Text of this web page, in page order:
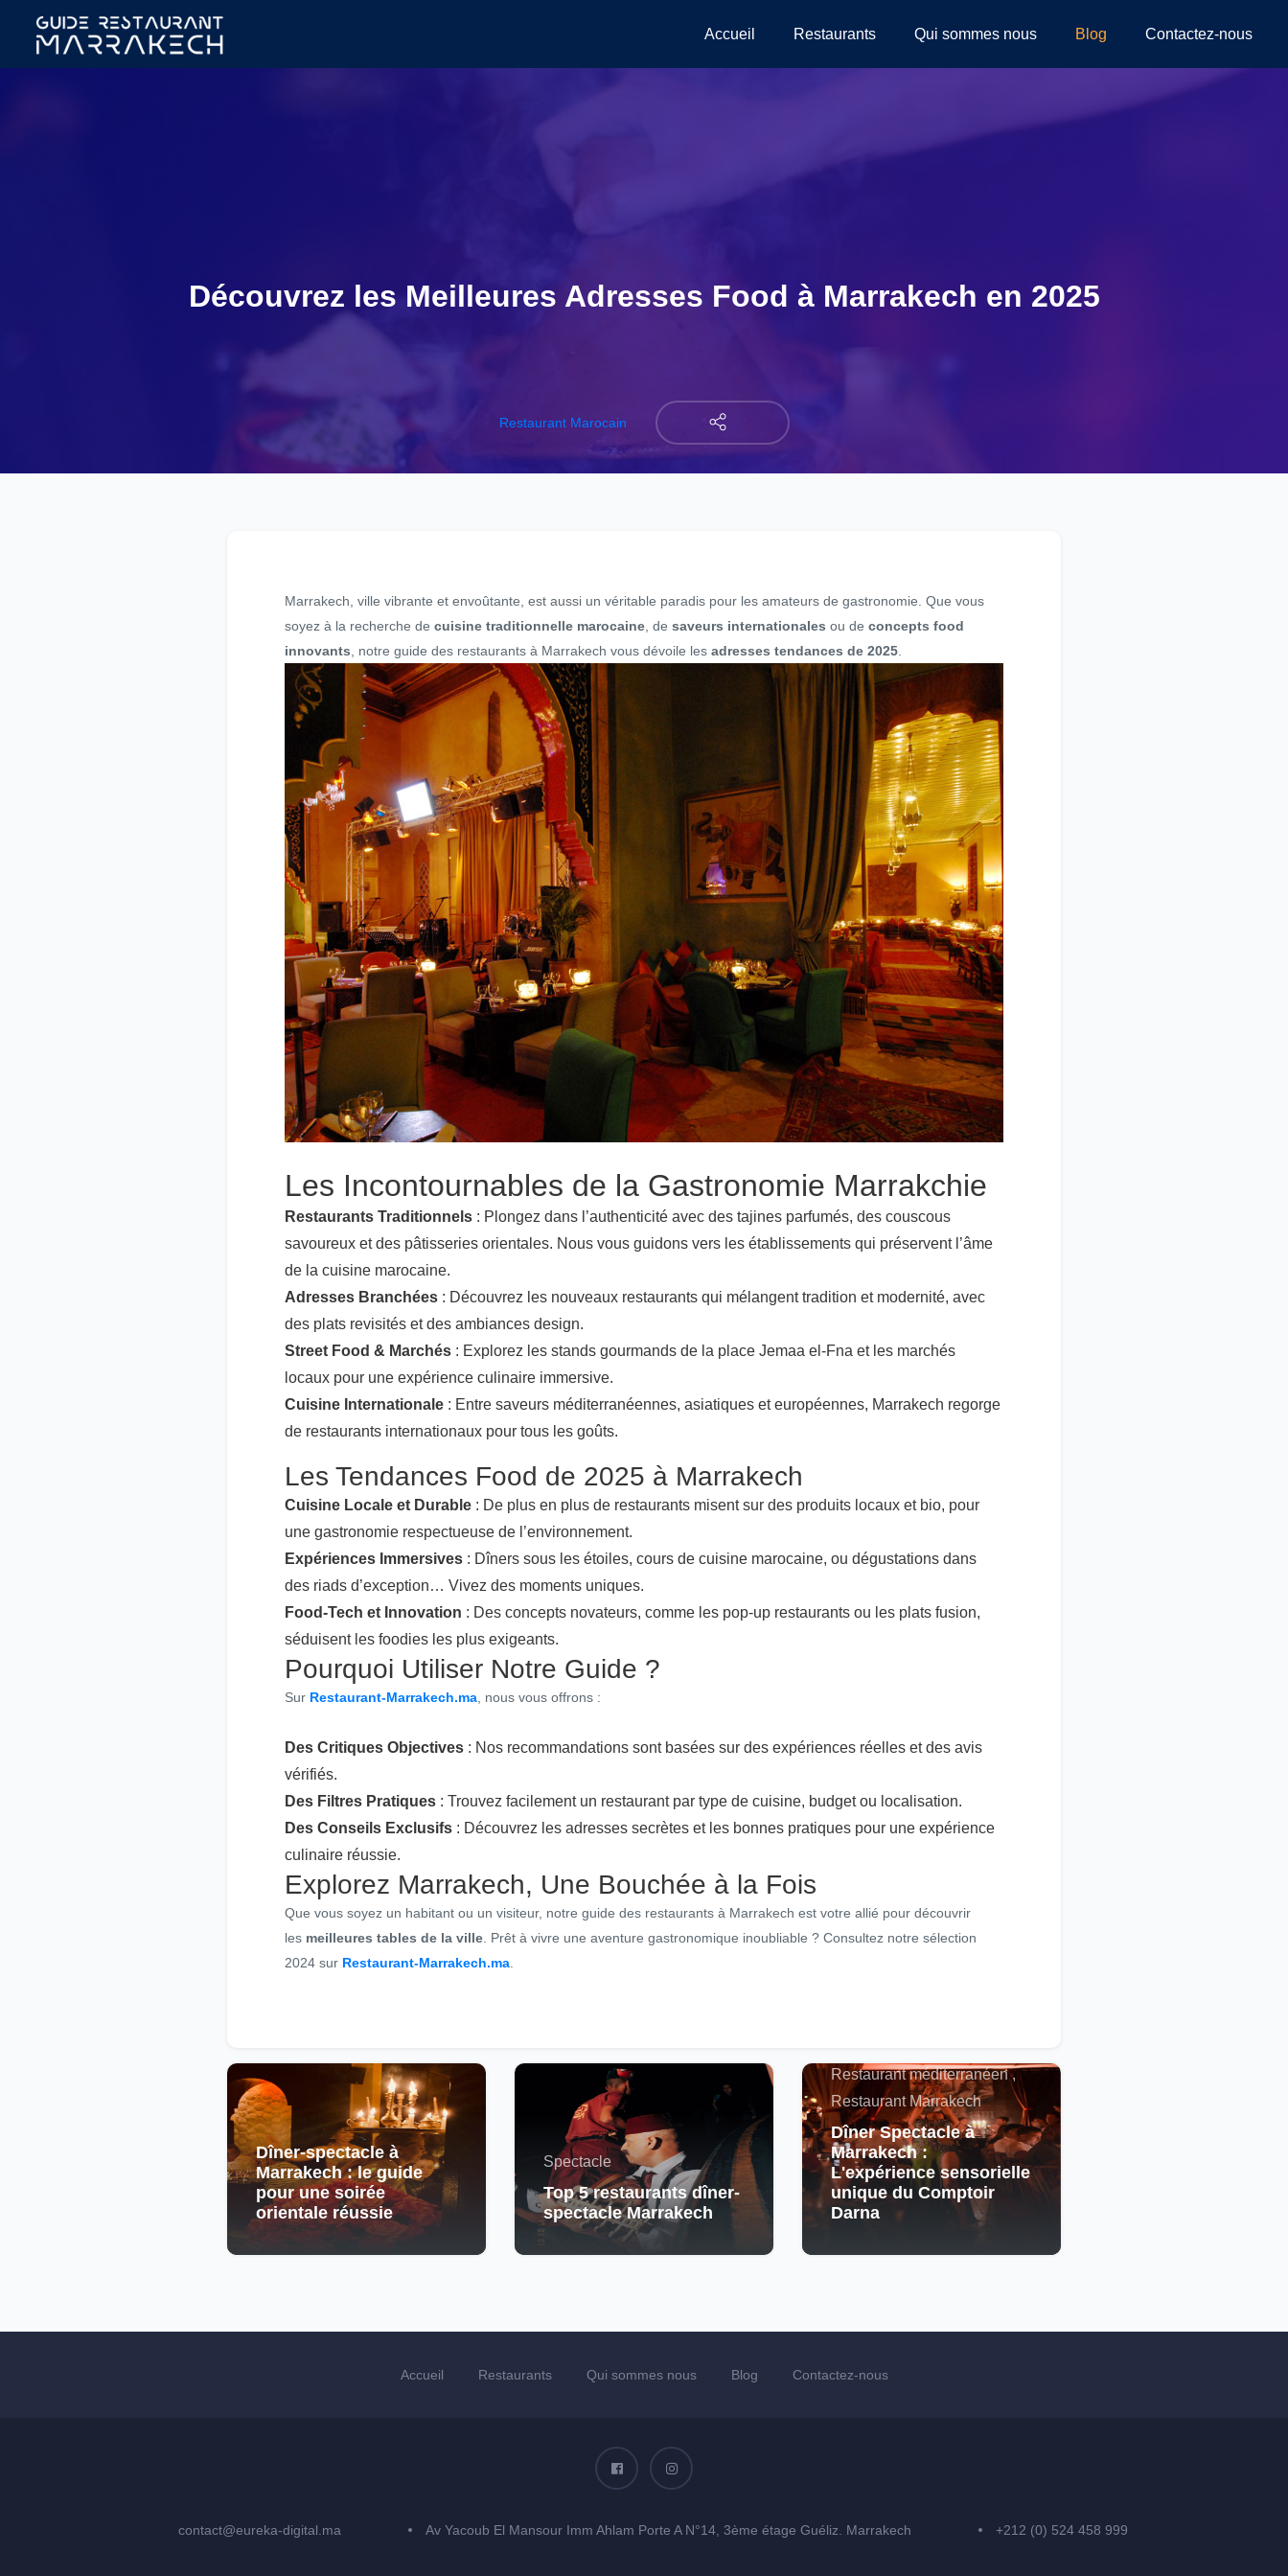
Accueil Restaurants Qui sommes nous Blog Contactez-nous
Découvrez les Meilleures Adresses Food à Marrakech en 2025
Restaurant Marocain
Marrakech, ville vibrante et envoûtante, est aussi un véritable paradis pour les amateurs de gastronomie. Que vous
soyez à la recherche de cuisine traditionnelle marocaine , de saveurs internationales ou de concepts food
innovants , notre guide des restaurants à Marrakech vous dévoile les adresses tendances de 2025
Les Incontournables de la Gastronomie Marrakchie
Restaurants Traditionnels : Plongez dans l’authenticité avec des tajines parfumés, des couscous
savoureux et des pâtisseries orientales. Nous vous guidons vers les établissements qui préservent l’âme
de la cuisine marocaine.
Adresses Branchées : Découvrez les nouveaux restaurants qui mélangent tradition et modernité, avec
des plats revisités et des ambiances design.
Street Food & Marchés : Explorez les stands gourmands de la place Jemaa el-Fna et les marchés
locaux pour une expérience culinaire immersive.
Cuisine Internationale : Entre saveurs méditerranéennes, asiatiques et européennes, Marrakech regorge
de restaurants internationaux pour tous les goûts.
Les Tendances Food de 2025 à Marrakech
Cuisine Locale et Durable : De plus en plus de restaurants misent sur des produits locaux et bio, pour
une gastronomie respectueuse de l’environnement.
Expériences Immersives : Dîners sous les étoiles, cours de cuisine marocaine, ou dégustations dans
des riads d’exception… Vivez des moments uniques.
Food-Tech et Innovation : Des concepts novateurs, comme les pop-up restaurants ou les plats fusion,
séduisent les foodies les plus exigeants.
Pourquoi Utiliser Notre Guide ?
Sur Restaurant-Marrakech.ma, nous vous offrons :
Des Critiques Objectives : Nos recommandations sont basées sur des expériences réelles et des avis
vérifiés.
Des Filtres Pratiques : Trouvez facilement un restaurant par type de cuisine, budget ou localisation.
Des Conseils Exclusifs : Découvrez les adresses secrètes et les bonnes pratiques pour une expérience
culinaire réussie.
Explorez Marrakech, Une Bouchée à la Fois
Que vous soyez un habitant ou un visiteur, notre guide des restaurants à Marrakech est votre allié pour découvrir
les meilleures tables de la ville. Prêt à vivre une aventure gastronomique inoubliable ? Consultez notre sélection
2024 sur Restaurant-Marrakech.ma.
Dîner-spectacle à
Marrakech : le guide
pour une soirée
orientale réussie
Spectacle
Top 5 restaurants dîner-
spectacle Marrakech
Restaurant méditerranéen ,
Restaurant Marrakech
Dîner Spectacle à
Marrakech :
L'expérience sensorielle
unique du Comptoir
Darna
Accueil Restaurants Qui sommes nous Blog Contactez-nous
contact@eureka-digital.ma Av Yacoub El Mansour Imm Ahlam Porte A N°14, 3ème étage Guéliz. Marrakech +212 (0) 524 458 999